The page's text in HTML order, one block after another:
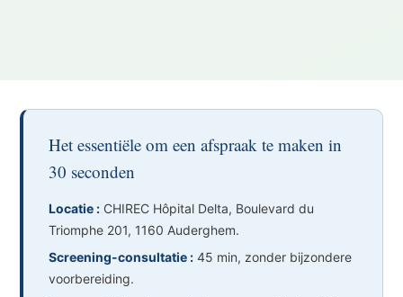
Het essentiële om een afspraak te maken in
30 seconden
Locatie : CHIREC Hôpital Delta, Boulevard du
Triomphe 201, 1160 Auderghem.
Screening-consultatie : 45 min, zonder bijzondere
voorbereiding.